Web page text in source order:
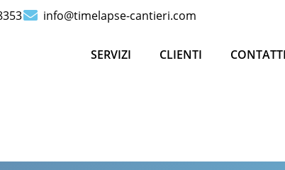
info@timelapse-cantieri.com
SERVIZI CLIENTI